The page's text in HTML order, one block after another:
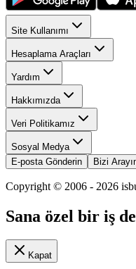
Site Kullanımı
Hesaplama Araçları
Yardım
Hakkımızda
Veri Politikamız
Sosyal Medya
E-posta Gönderin
Bizi
Copyright © 2006 - 2026
Sana özel bir iş
Kapat